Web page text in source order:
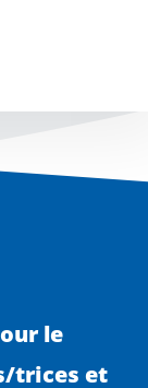
le
trices et